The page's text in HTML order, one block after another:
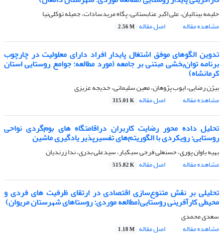
حلیمه بینائیان، علی اکبر عنابستانی، پگاه مریدسادات، جمیله توکلی‌نیا
مشاهده مقاله
اصل مقاله 2.56 M
تدوین الگوهای موفق اشتغال پایدار افراد دارای معلولیت در چارچوب
برنامه توان‌بخشی مبتنی بر جامعه (مورد مطالعه: جوامع روستایی استان
کرمانشاه)
بیژن رضایی، ایوب پژوهان، معین سلیمانی، خدیجه عزیزی
مشاهده مقاله
اصل مقاله 315.01 K
تحلیل داده محور رضایت کاربران دراقامتگاه های بوم‌گردی نواحی
روستایی: رویکردی با الگوریتم‌های تفسیر‌پذیر یادگیری ماشین
بهیه باوان پوری، حسنعلی فرجی سبکبار، سیدعلی بدری، ندا زرندیان
مشاهده مقاله
اصل مقاله 515.82 K
تحلیلی بر نقش متنوع‌سازی اقتصادی در ارتقای ظرفیت های فردی و
محیطی کارآفرینی روستایی(مطالعه موردی: روستاهای شهرستان مریوان)
سعدی محمدی
مشاهده مقاله
اصل مقاله 1.18 M